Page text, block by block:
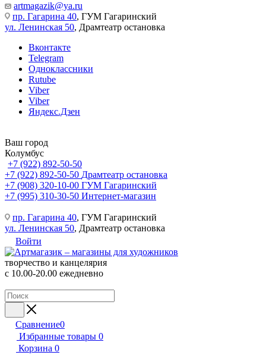
artmagazik@ya.ru
пр. Гагарина 40, ГУМ Гагаринский
ул. Ленинская 50, Драмтеатр остановка
Вконтакте
Telegram
Одноклассники
Rutube
Viber
Viber
Яндекс.Дзен
Ваш город
Колумбус
+7 (922) 892-50-50
+7 (922) 892-50-50 Драмтеатр остановка
+7 (908) 320-10-00 ГУМ Гагаринский
+7 (995) 310-30-50 Интернет-магазин
пр. Гагарина 40, ГУМ Гагаринский
ул. Ленинская 50, Драмтеатр остановка
Войти
творчество и канцелярия
с 10.00-20.00 ежедневно
Сравнение0
Избранные товары 0
Корзина 0